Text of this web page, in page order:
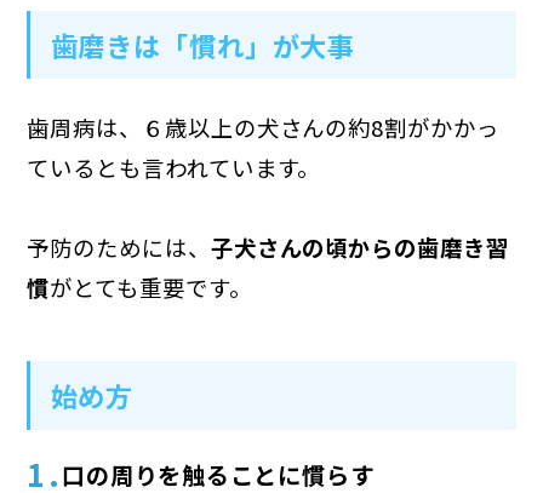
歯磨きは「慣れ」が大事
歯周病は、６歳以上の犬さんの約8割がかかっ
ているとも言われています。
予防のためには、 子犬さんの頃からの歯磨き習
慣がとても重要です。
始め方
口の周りを触ることに慣らす